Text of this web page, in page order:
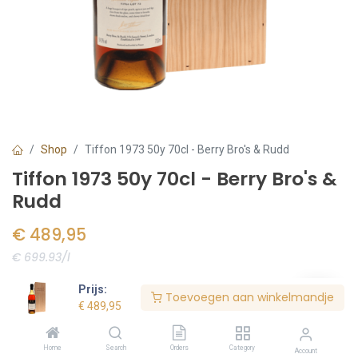
Prijs:
€ 489,95
Toevoegen aan winkelmandje
Home Search Orders Category Account
Shop Tiffon 1973 50y 70cl - Berry Bro's & Rudd
Tiffon 1973 50y 70cl - Berry Bro's &
Rudd
€ 489,95
€ 699.93/l
Voorraad:2stuk(s)
Bestel nu